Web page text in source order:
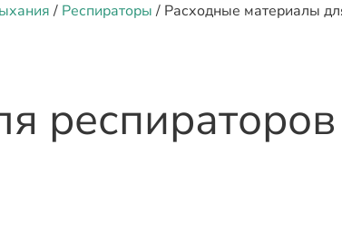
/ Респираторы/ Расходные материалы